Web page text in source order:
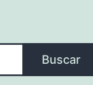
Buscar